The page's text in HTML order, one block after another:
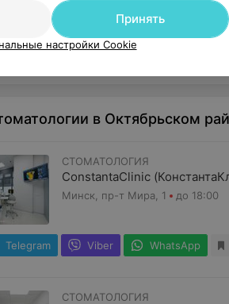
адрес: 220051, г. Минск, ул.
191796125
в Торговом реестре
в Октябрьском
СТОМАТОЛОГИЯ
ConstantaClinic
Минск, пр-т Мира, 1 до 18:00
Telegram Viber WhatsApp
СТОМАТОЛОГИЯ
Принять
настройки Cookie